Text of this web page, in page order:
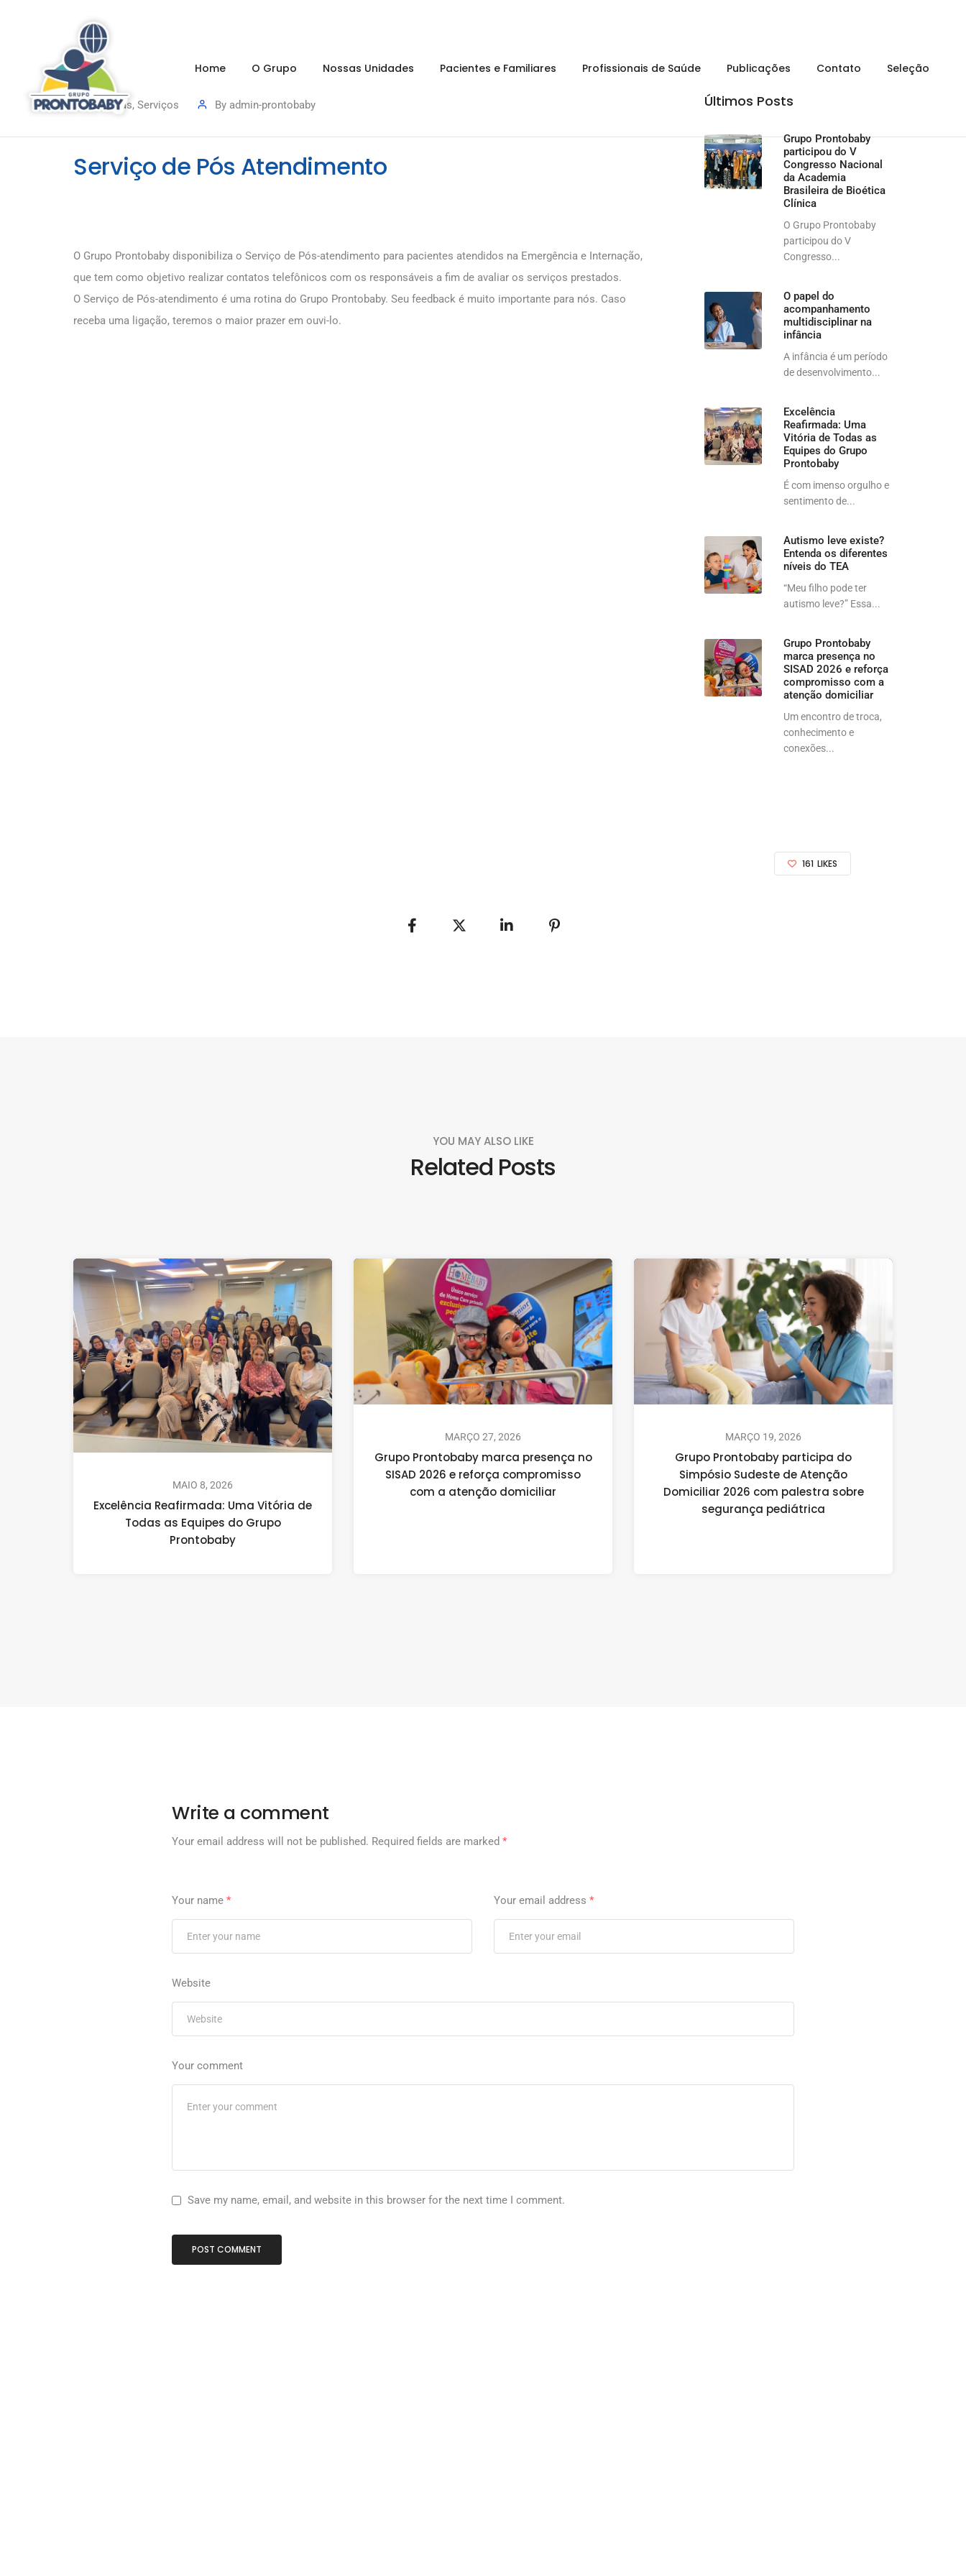
Home O Grupo Nossas Unidades Pacientes e Familiares Profissionais de Saúde Publicações Contato Seleção
Notícias, Serviços By admin-prontobaby
Serviço de Pós Atendimento
O Grupo Prontobaby disponibiliza o Serviço de Pós-atendimento para pacientes atendidos na Emergência e Internação,
que tem como objetivo realizar contatos telefônicos com os responsáveis a fim de avaliar os serviços prestados.
O Serviço de Pós-atendimento é uma rotina do Grupo Prontobaby. Seu feedback é muito importante para nós. Caso
receba uma ligação, teremos o maior prazer em ouvi-lo.
Últimos Posts
Grupo Prontobaby
participou do V
Congresso Nacional
da Academia
Brasileira de Bioética
Clínica
O Grupo Prontobaby
participou do V
Congresso...
O papel do
acompanhamento
multidisciplinar na
infância
A infância é um período
de desenvolvimento...
Excelência
Reafirmada: Uma
Vitória de Todas as
Equipes do Grupo
Prontobaby
É com imenso orgulho e
sentimento de...
Autismo leve existe?
Entenda os diferentes
níveis do TEA
“Meu filho pode ter
autismo leve?” Essa...
Grupo Prontobaby
marca presença no
SISAD 2026 e reforça
compromisso com a
atenção domiciliar
Um encontro de troca,
conhecimento e
conexões...
161 LIKES
YOU MAY ALSO LIKE
Related Posts
MAIO 8, 2026
Excelência Reafirmada: Uma Vitória de
Todas as Equipes do Grupo
Prontobaby
MARÇO 27, 2026
Grupo Prontobaby marca presença no
SISAD 2026 e reforça compromisso
com a atenção domiciliar
MARÇO 19, 2026
Grupo Prontobaby participa do
Simpósio Sudeste de Atenção
Domiciliar 2026 com palestra sobre
segurança pediátrica
Write a comment
Your email address will not be published. Required fields are marked*
Your name* Your email address *
Website
Your comment
Save my name, email, and website in this browser for the next time I comment.